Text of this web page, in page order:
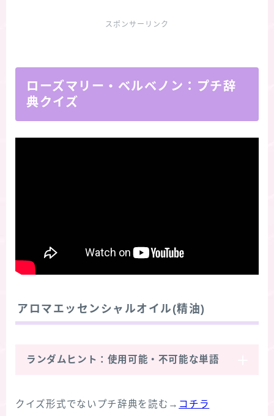
スポンサーリンク
ローズマリー・ベルベノン：プチ辞
典クイズ
アロマエッセンシャルオイル(精油)
ランダムヒント：使用可能・不可能な単語
クイズ形式でないプチ辞典を読む→ コチラ